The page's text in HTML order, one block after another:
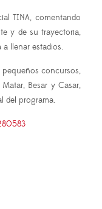
TINA, comentando
y de su trayectoria,
llenar estadios.
concursos,
Besar y Casar,
del programa.